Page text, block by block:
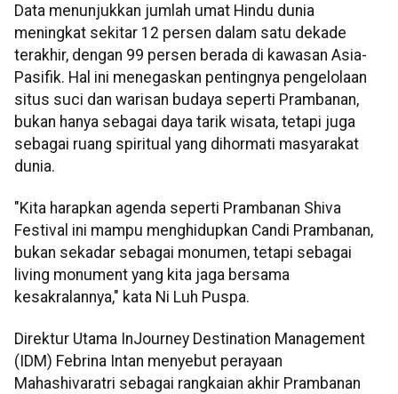
Data menunjukkan jumlah umat Hindu dunia
meningkat sekitar 12 persen dalam satu dekade
terakhir, dengan 99 persen berada di kawasan Asia-
Pasifik. Hal ini menegaskan pentingnya pengelolaan
situs suci dan warisan budaya seperti Prambanan,
bukan hanya sebagai daya tarik wisata, tetapi juga
sebagai ruang spiritual yang dihormati masyarakat
dunia.
"Kita harapkan agenda seperti Prambanan Shiva
Festival ini mampu menghidupkan Candi Prambanan,
bukan sekadar sebagai monumen, tetapi sebagai
living monument yang kita jaga bersama
kesakralannya," kata Ni Luh Puspa.
Direktur Utama InJourney Destination Management
(IDM) Febrina Intan menyebut perayaan
Mahashivaratri sebagai rangkaian akhir Prambanan